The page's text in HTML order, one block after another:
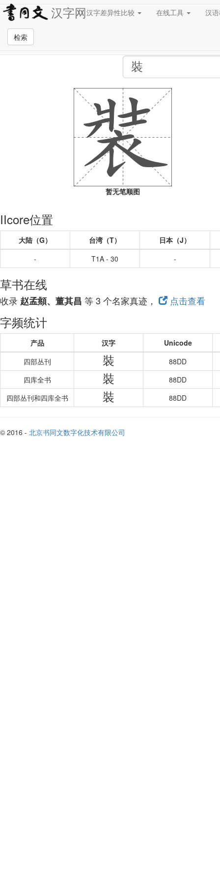
汉字网汉字差异性比较 在线工具 汉
检索
全站检索页面
暂无笔顺图
IIcore位置
大陆（G） 台湾（T）
日本（J）
-
T1A - 30 -
草书在线
收录 赵孟頫、董其昌 等 3 个名家真迹， 点击查看
字频统计
产品 汉字
Unicode
四部丛刊
裝
88DD
四库全书
裝
88DD
四部丛刊和四库全书
裝 88DD
© 2016 - 北京书同文数字化技术有限公司